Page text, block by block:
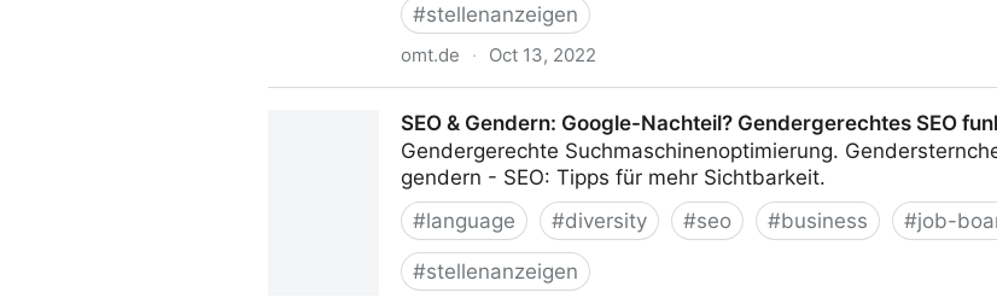
#stellenanzeigen
omt.de · Oct 13, 2022
SEO & Gendern: Google-Nachteil? Gendergerechtes SEO
Gendergerechte Suchmaschinenoptimierung.
gendern - SEO: Tipps für mehr Sichtbarkeit.
#language #diversity #seo #business #job-
#stellenanzeigen